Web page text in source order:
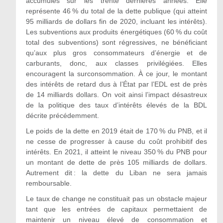
représente 46 % du total de la dette publique (qui atteint
95 milliards de dollars fin de 2020, incluant les intérêts).
Les subventions aux produits énergétiques (60 % du coût
total des subventions) sont régressives, ne bénéficiant
qu’aux plus gros consommateurs d’énergie et de
carburants, donc, aux classes privilégiées. Elles
encouragent la surconsommation. À ce jour, le montant
des intérêts de retard dus à l’État par l’EDL est de près
de 14 milliards dollars. On voit ainsi l’impact désastreux
de la politique des taux d’intérêts élevés de la BDL
décrite précédemment.
Le poids de la dette en 2019 était de 170 % du PNB, et il
ne cesse de progresser à cause du coût prohibitif des
intérêts. En 2021, il atteint le niveau 350 % du PNB pour
un montant de dette de près 105 milliards de dollars.
Autrement dit : la dette du Liban ne sera jamais
remboursable.
Le taux de change ne constituait pas un obstacle majeur
tant que les entrées de capitaux permettaient de
maintenir un niveau élevé de consommation et